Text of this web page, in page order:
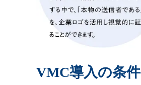
VMC導入の条件